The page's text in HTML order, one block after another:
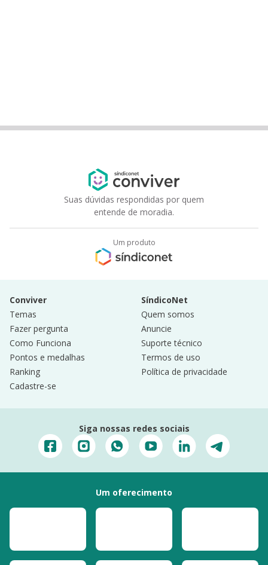
Suas dúvidas respondidas por quem
entende de moradia.
Um produto
Conviver
Temas
Fazer pergunta
Como Funciona
Pontos e medalhas
Ranking
Cadastre-se
SíndicoNet
Quem somos
Anuncie
Suporte técnico
Termos de uso
Política de privacidade
Siga nossas redes sociais
Um oferecimento